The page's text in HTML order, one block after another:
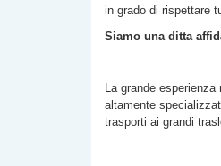
in grado di rispettare
Siamo una ditta
La grande
altamente
trasporti ai grandi